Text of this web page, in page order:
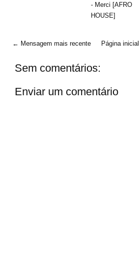
- Merci [AFRO
HOUSE]
← Mensagem mais recente Página inicial
Sem comentários:
Enviar um comentário